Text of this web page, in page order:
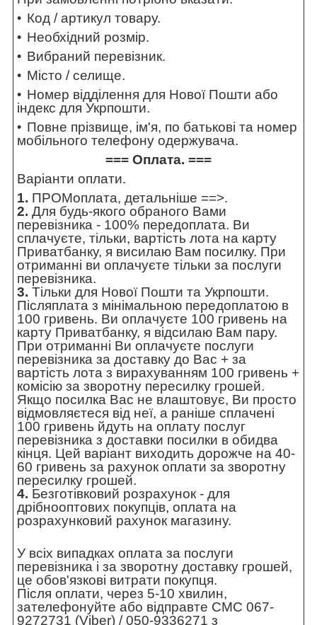
Код / артикул товару.
Необхідний розмір.
Вибраний перевізник.
Місто / селище.
Номер відділення для Нової Пошти або
індекс для Укрпошти.
Повне прізвище, ім'я, по батькові та номер
мобільного телефону одержувача.
=== Оплата. ===
Варіанти оплати.
1. ПРОМоплата, детальніше ==>.
2. Для будь-якого обраного Вами
перевізника - 100% передоплата. Ви
сплачуєте, тільки, вартість лота на карту
Приватбанку, я висилаю Вам посилку. При
отриманні ви оплачуєте тільки за послуги
перевізника.
3. Тільки для Нової Пошти та Укрпошти.
Післяплата з мінімальною передоплатою в
100 гривень. Ви оплачуєте 100 гривень на
карту Приватбанку, я відсилаю Вам пару.
При отриманні Ви оплачуєте послуги
перевізника за доставку до Вас + за
вартість лота з вирахуванням 100 гривень +
комісію за зворотну пересилку грошей.
Якщо посилка Вас не влаштовує, Ви просто
відмовляєтеся від неї, а раніше сплачені
100 гривень йдуть на оплату послуг
перевізника з доставки посилки в обидва
кінця. Цей варіант виходить дорожче на 40-
60 гривень за рахунок оплати за зворотну
пересилку грошей.
4. Безготівковий розрахунок - для
дрібнооптових покупців, оплата на
розрахунковий рахунок магазину.
У всіх випадках оплата за послуги
перевізника і за зворотну доставку грошей,
це обов'язкові витрати покупця.
Після оплати, через 5-10 хвилин,
зателефонуйте або відправте СМС 067-
9272731 (Viber) / 050-9336271 з